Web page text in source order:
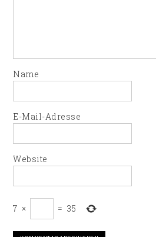
Name
E-Mail-Adresse
Website
7 × = 35